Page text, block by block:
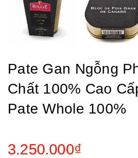
Pate Gan Ngỗng
Chất 100% Cao
Pate Whole 100%
3.250.000₫